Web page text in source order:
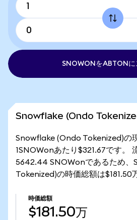
SNOWONをABTONに
Snowflake (Ondo
Snowflake (Ondo Tokenized)の
1SNOWonあたり$321.67です。
5642.44 SNOWonであるため、
Tokenized)の時価総額は$181.50
時価総額
$181.50万